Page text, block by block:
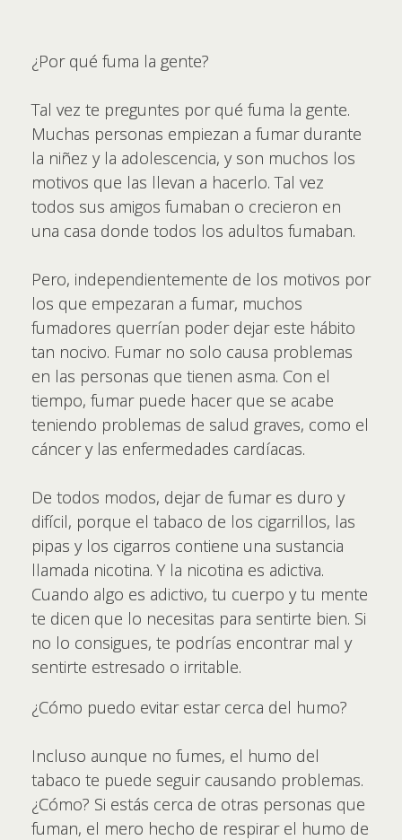
¿Por qué fuma la gente?
Tal vez te preguntes por qué fuma la gente.
Muchas personas empiezan a fumar durante
la niñez y la adolescencia, y son muchos los
motivos que las llevan a hacerlo. Tal vez
todos sus amigos fumaban o crecieron en
una casa donde todos los adultos fumaban.
Pero, independientemente de los motivos por
los que empezaran a fumar, muchos
fumadores querrían poder dejar este hábito
tan nocivo. Fumar no solo causa problemas
en las personas que tienen asma. Con el
tiempo, fumar puede hacer que se acabe
teniendo problemas de salud graves, como el
cáncer y las enfermedades cardíacas.
De todos modos, dejar de fumar es duro y
difícil, porque el tabaco de los cigarrillos, las
pipas y los cigarros contiene una sustancia
llamada nicotina. Y la nicotina es adictiva.
Cuando algo es adictivo, tu cuerpo y tu mente
te dicen que lo necesitas para sentirte bien. Si
no lo consigues, te podrías encontrar mal y
sentirte estresado o irritable.
¿Cómo puedo evitar estar cerca del humo?
Incluso aunque no fumes, el humo del
tabaco te puede seguir causando problemas.
¿Cómo? Si estás cerca de otras personas que
fuman, el mero hecho de respirar el humo de